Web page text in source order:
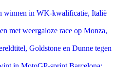
winnen in WK-kwalificatie, Italië
met weergaloze race op Monza,
Goldstone en Dunne tegen